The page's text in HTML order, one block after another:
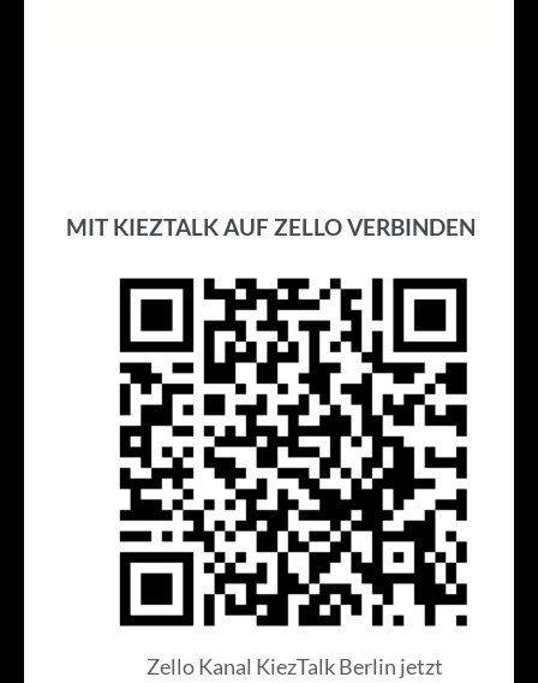
MIT KIEZTALK AUF ZELLO VERBINDEN
Zello Kanal KiezTalk Berlin jetzt